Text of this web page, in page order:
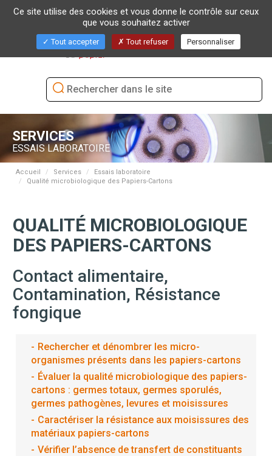
SERVICES
ESSAIS LABORATOIRE
Accueil Services
Essais laboratoire
Qualité microbiologique des Papiers-Cartons
QUALITÉ MICROBIOLOGIQUE
DES PAPIERS-CARTONS
Contact alimentaire,
Contamination, Résistance
fongique
Rechercher et dénombrer les micro-
organismes présents dans les papiers-cartons
Évaluer la qualité microbiologique des papiers-
cartons : germes totaux, germes sporulés,
germes pathogènes, levures et moisissures
Caractériser la résistance aux moisissures des
matériaux papiers-cartons
Vérifier l’absence de transfert de constituants
Ce site utilise des cookies et vous donne le contrôle sur ceux
que vous souhaitez activer
Tout accepter Tout refuser Personnaliser